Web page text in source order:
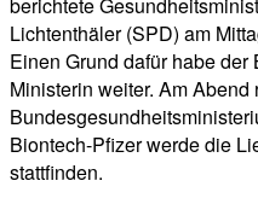
berichtete
Lichtenthäler (SPD) am
Einen Grund dafür habe
Ministerin weiter. Am Abend
Biontech-Pfizer werde die
stattfinden.